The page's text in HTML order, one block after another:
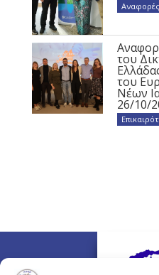
Αναφορές
του
του
Νέων
26/10/